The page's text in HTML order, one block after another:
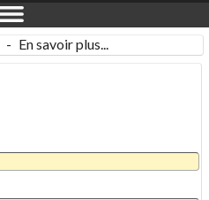
- En savoir plus...